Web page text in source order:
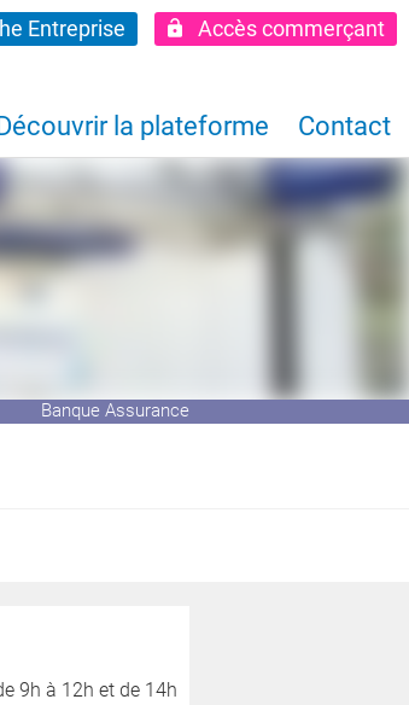
Entreprise Accès commerçant
la plateforme Contact
Banque Assurance
9h à 12h et de 14h